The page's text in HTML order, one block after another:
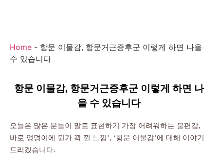
Home - 항문 이물감, 항문거근증후군 이렇게 하면 나을
수 있습니다
항문 이물감, 항문거근증후군 이렇게 하면 나
을 수 있습니다
오늘은 많은 분들이 말로 표현하기 가장 어려워하는 불편감,
바로 엉덩이에 뭔가 꽉 낀 느낌’, ‘항문 이물감’에 대해 이야기
드리겠습니다.